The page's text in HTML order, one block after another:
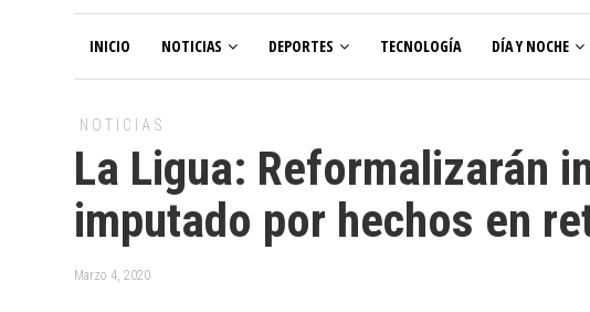
INICIO NOTICIAS DEPORTES TECNOLOGÍA DÍA Y NOCHE
NOTICIAS
La Ligua: Reformalizarán
imputado por hechos en
Marzo 4, 2020